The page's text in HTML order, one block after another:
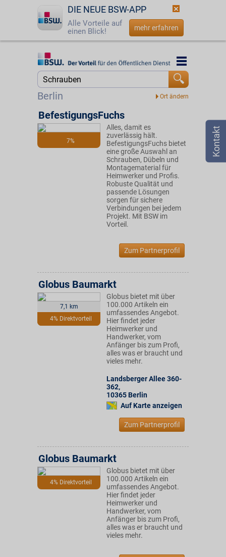
DIE NEUE BSW-APP
Alle Vorteile auf
einen Blick!
mehr erfahren
Startseite
Login
☎ 0800 - 279 25 82
Berlin
Startseite
7%
BefestigungsFuchs
Alles, damit es
zuverlässig hält.
BefestigungsFuchs bietet
eine große Auswahl an
Schrauben, Dübeln und
Montagematerial für
Heimwerker und Profis.
Robuste Qualität und
passende Lösungen
sorgen für sichere
Verbindungen bei jedem
Projekt. Mit BSW im
Vorteil.
Zum Partnerprofil
7,1 km
4% Direktvorteil
Globus Baumarkt
Globus bietet mit über
100.000 Artikeln ein
umfassendes Angebot.
Hier findet jeder
Heimwerker und
Handwerker, vom
Anfänger bis zum Profi,
alles was er braucht und
vieles mehr.
Landsberger Allee 360-
362,
10365 Berlin
Auf Karte anzeigen
Zum Partnerprofil
4% Direktvorteil
Globus Baumarkt
Globus bietet mit über
100.000 Artikeln ein
umfassendes Angebot.
Hier findet jeder
Heimwerker und
Handwerker, vom
Anfänger bis zum Profi,
alles was er braucht und
vieles mehr.